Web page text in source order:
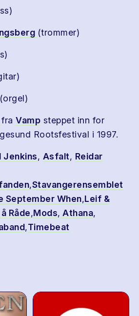
(trommer)
fra Vamp steppet inn for
Rootsfestival i 1997.
Jenkins, Asfalt, Reidar
,Stavangerensemblet
September When,Leif &
Råde,Mods, Athana,
,Timebeat